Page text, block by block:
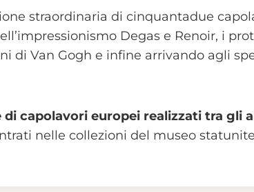
straordinaria di cinquantadue
Degas e Renoir, i
di Van Gogh e infine arrivando agli
di capolavori europei realizzati tra gli
nelle collezioni del museo